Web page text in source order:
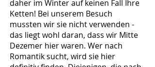
daher im Winter auf keinen Fall Ihre
Ketten! Bei unserem Besuch
mussten wir sie nicht verwenden -
das liegt wohl daran, dass wir Mitte
Dezemer hier waren. Wer nach
Romantik sucht, wird sie hier